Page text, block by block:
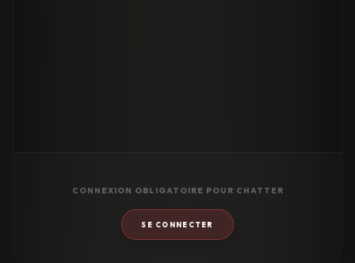
CONNEXION OBLIGATOIRE POUR CHATTER
SE CONNECTER